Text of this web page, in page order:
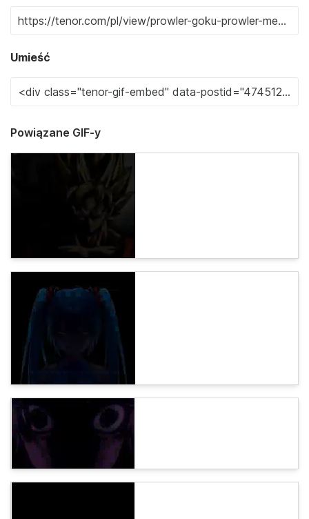
Umieść
Powiązane GIF-y